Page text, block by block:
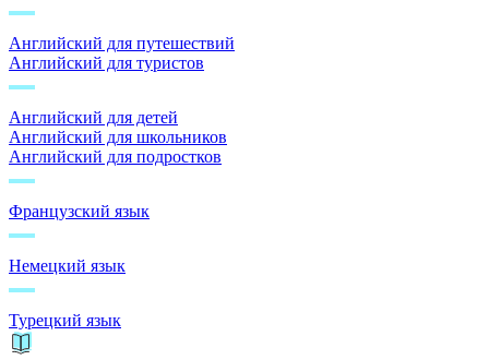
Английский для путешествий
Английский для туристов
Английский для детей
Английский для школьников
Английский для подростков
Французский язык
Немецкий язык
Турецкий язык